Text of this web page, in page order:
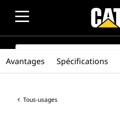
SEARCH
Tous-usages
Avantages Spécifications